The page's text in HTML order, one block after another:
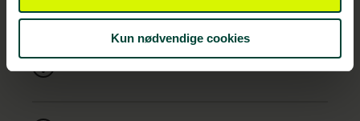
Kun nødvendige cookies